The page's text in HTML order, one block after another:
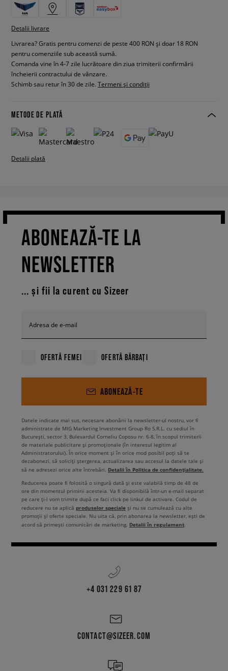
Detalii livrare
Livrarea? Gratis pentru comenzi de peste 400 RON și doar 18 RON
pentru comenziile sub această sumă.
Comanda vine în 4-7 zile lucrătoare din ziua trimiterii confirmării
încheierii contractului de vânzare.
Schimb sau retur în 30 de zile. Termeni și condiții
METODE DE PLATĂ
Detalii plată
ABONEAZĂ-TE LA
NEWSLETTER
... și fii la curent cu Sizeer
Adresa de e-mail
OFERTĂ FEMEI OFERTĂ BĂRBAȚI
ABONEAZĂ-TE
Datele indicate mai sus, necesare abonării la newsletter-ul nostru, vor fi
administrate de MIG Marketing Investment Group Ro S.R.L. cu sediul în
București, sector 3, Bulevardul Corneliu Coposu nr. 6-8, în scopul trimiterii
de materiale publicitare și promoționale (în interesul legitim al
Administratorului). În orice moment și în orice mod posibil poți să te
dezabonezi, să soliciți ștergerea, actualizarea sau accesul la datele tale și
să ne adresezi orice alte întrebări. Detalii în Politica de confidențialitate.
Reducerea poate fi folosită o singură dată și este valabilă timp de 48 de
ore din momentul primirii acesteia. Va fi disponibilă într-un e-mail separat
pe care ți-l vom trimite după ce faci click pe linkul de activare. Codul de
reducere nu se aplică produselor speciale și nu se cumulează cu alte
promoții și oferte speciale. Nu uita că, prin abonarea la newsletter, ești de
acord să primești comunicări de marketing. Detalii în regulament.
+4 031 229 61 87
CONTACT@SIZEER.COM